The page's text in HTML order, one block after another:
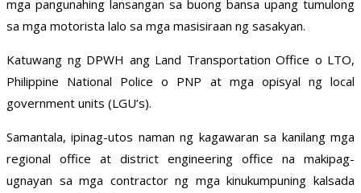
mga pangunahing lansangan sa buong bansa upang tumulong
sa mga motorista lalo sa mga masisiraan ng sasakyan.
Katuwang ng DPWH ang Land Transportation Office o LTO,
Philippine National Police o PNP at mga opisyal ng local
government units (LGU’s).
Samantala, ipinag-utos naman ng kagawaran sa kanilang mga
regional office at district engineering office na makipag-
ugnayan sa mga contractor ng mga kinukumpuning kalsada